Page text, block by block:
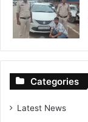
Categories
Latest News